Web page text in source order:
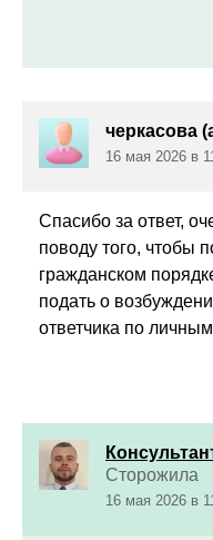
черкасова
16 мая 2026 в
Спасибо за ответ,
поводу того, чтобы
гражданском
подать о
ответчика по
Сторожила
16 мая 2026 в